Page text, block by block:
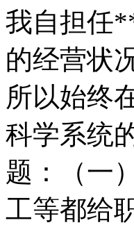
我自担任
的经营状
所以始终
科学系统
题：（一
工等都给